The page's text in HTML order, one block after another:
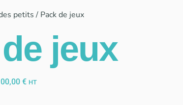
petits / Pack de jeux
jeux
€ HT